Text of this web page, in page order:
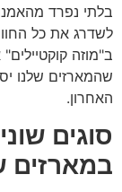
בלתי נפרד
לשדרג את כל
ב"מוזה
שהמארזים שלנו
האחרון.
סוגים
במארזים